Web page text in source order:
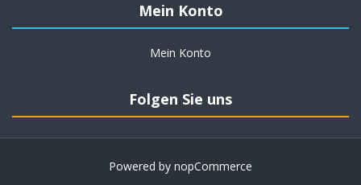
Mein Konto
Mein Konto
Folgen Sie uns
Powered by nopCommerce